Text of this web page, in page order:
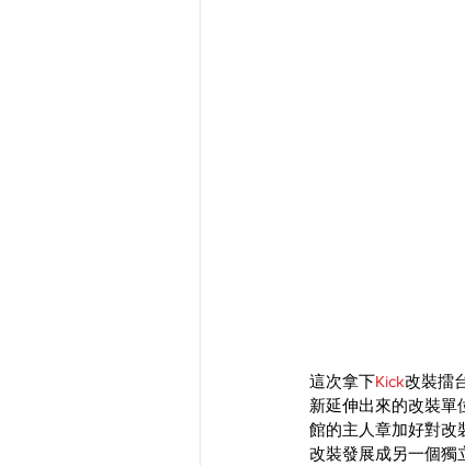
這次拿下Kick改裝擂
新延伸出來的改裝單
館的主人章加好對改
改裝發展成另一個獨